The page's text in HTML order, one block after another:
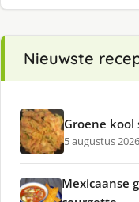
Nieuwste
Groene kool
5 augustus 2026
Mexicaanse